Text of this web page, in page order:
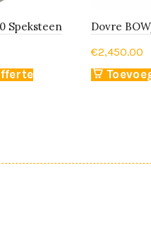
Speksteen
Dovre
€2,450.00